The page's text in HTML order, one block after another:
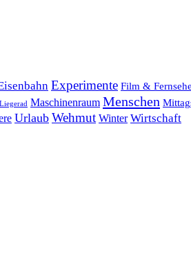
Experimente Film &
Liegerad Maschinenraum Menschen
Urlaub Wehmut Winter Wirtschaft